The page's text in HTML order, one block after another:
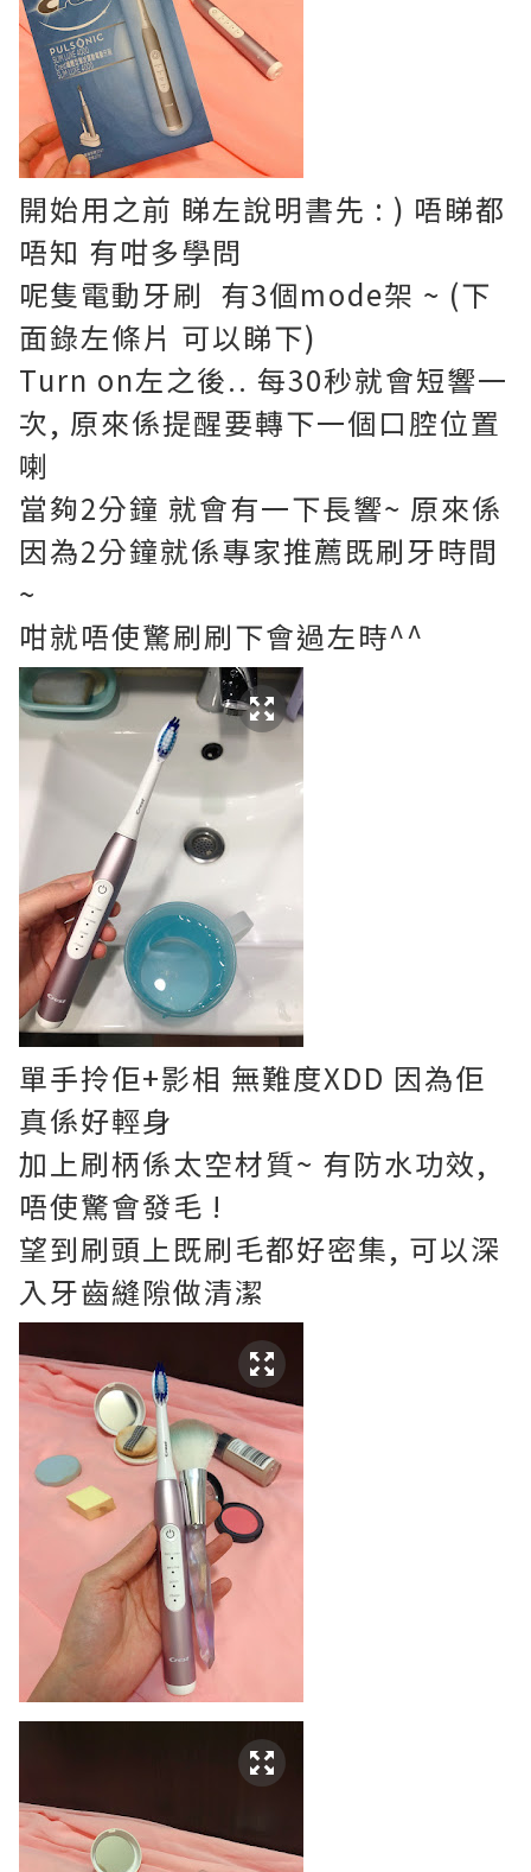
開始用之前 睇左說明書先 : ) 唔睇都
唔知 有咁多學問
呢隻電動牙刷 有3個mode架 ~ (下
面錄左條片 可以睇下)
Turn on左之後.. 每30秒就會短響一
次, 原來係提醒要轉下一個口腔位置
喇
當夠2分鐘 就會有一下長響~ 原來係
因為2分鐘就係專家推薦既刷牙時間
~
咁就唔使驚刷刷下會過左時^^
單手拎佢+影相 無難度XDD 因為佢
真係好輕身
加上刷柄係太空材質~ 有防水功效,
唔使驚會發毛 !
望到刷頭上既刷毛都好密集, 可以深
入牙齒縫隙做清潔